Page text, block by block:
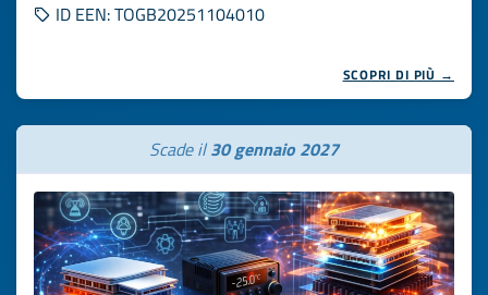
ID EEN: TOGB20251104010
SCOPRI DI PIÙ →
Scade il30 gennaio 2027